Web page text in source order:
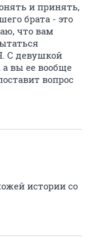
и принять,
брата - это
что вам
С девушкой
а вы ее вообще
вопрос
истории со